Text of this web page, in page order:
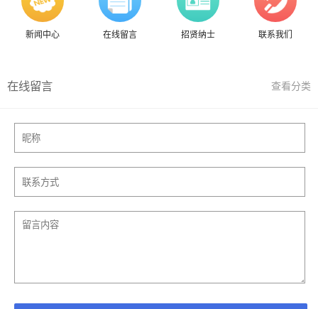
新闻中心 在线留言 招贤纳士 联系我们
在线留言 查看分类